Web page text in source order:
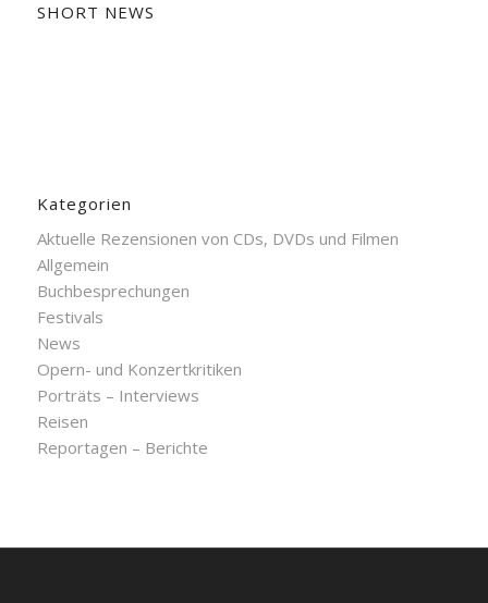
SHORT NEWS
Kategorien
Aktuelle Rezensionen von CDs, DVDs und Filmen
Allgemein
Buchbesprechungen
Festivals
News
Opern- und Konzertkritiken
Porträts – Interviews
Reisen
Reportagen – Berichte